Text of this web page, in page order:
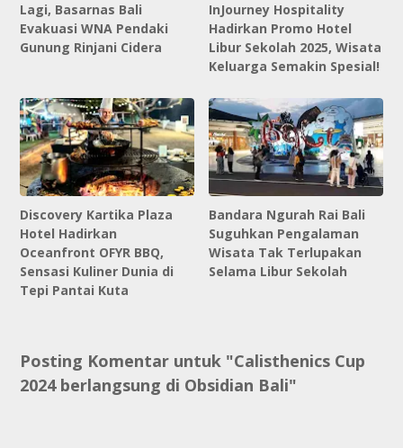
Lagi, Basarnas Bali
Evakuasi WNA Pendaki
Gunung Rinjani Cidera
InJourney Hospitality
Hadirkan Promo Hotel
Libur Sekolah 2025, Wisata
Keluarga Semakin Spesial!
Discovery Kartika Plaza
Hotel Hadirkan
Oceanfront OFYR BBQ,
Sensasi Kuliner Dunia di
Tepi Pantai Kuta
Bandara Ngurah Rai Bali
Suguhkan Pengalaman
Wisata Tak Terlupakan
Selama Libur Sekolah
Posting Komentar untuk "Calisthenics Cup
2024 berlangsung di Obsidian Bali"